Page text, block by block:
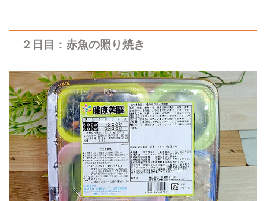
２日目：赤魚の照り焼き